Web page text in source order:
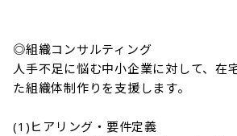
◎組織コンサルティング
人手不足に悩む中小企業に対して、在
た組織体制作りを支援します。
(1)ヒアリング・要件定義